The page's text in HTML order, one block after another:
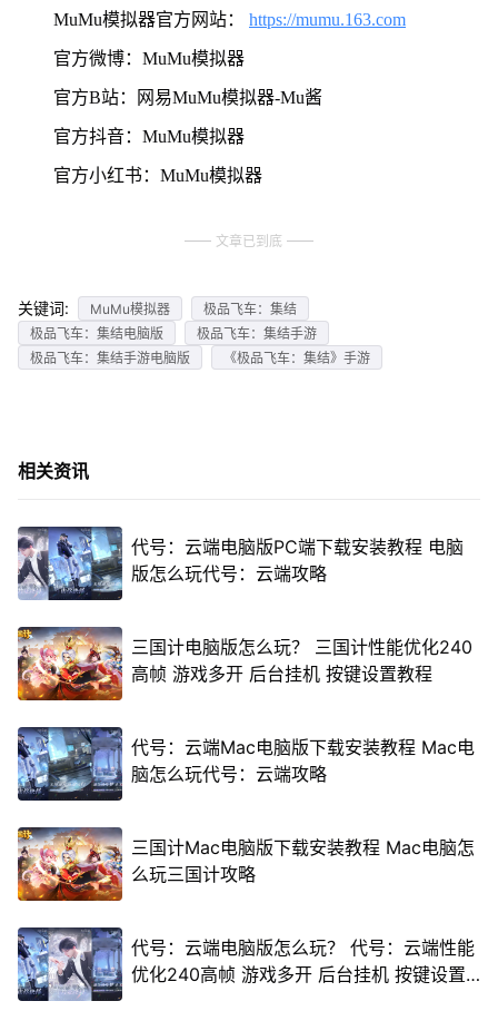
MuMu模拟器官方网站： https://mumu.163.com
官方微博：MuMu模拟器
官方B站：网易MuMu模拟器-Mu酱
官方抖音：MuMu模拟器
官方小红书：MuMu模拟器
文章已到底
关键词: MuMu模拟器
极品飞车：集结
极品飞车：集结电脑版
极品飞车：集结手游
极品飞车：集结手游电脑版
《极品飞车：集结》手游
相关资讯
代号：云端电脑版PC端下载安装教程 电脑
版怎么玩代号：云端攻略
三国计电脑版怎么玩？ 三国计性能优化240
高帧 游戏多开 后台挂机 按键设置教程
代号：云端Mac电脑版下载安装教程 Mac电
脑怎么玩代号：云端攻略
三国计Mac电脑版下载安装教程 Mac电脑怎
么玩三国计攻略
代号：云端电脑版怎么玩？ 代号：云端性能
优化240高帧 游戏多开 后台挂机 按键设置